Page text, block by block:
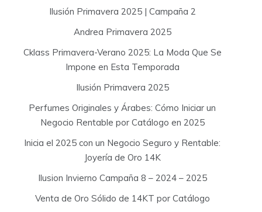
r
:
Ilusión Primavera 2025 | Campaña 2
Andrea Primavera 2025
Cklass Primavera-Verano 2025: La Moda Que Se
Impone en Esta Temporada
Ilusión Primavera 2025
Perfumes Originales y Árabes: Cómo Iniciar un
Negocio Rentable por Catálogo en 2025
Inicia el 2025 con un Negocio Seguro y Rentable:
Joyería de Oro 14K
Ilusion Invierno Campaña 8 – 2024 – 2025
Venta de Oro Sólido de 14KT por Catálogo